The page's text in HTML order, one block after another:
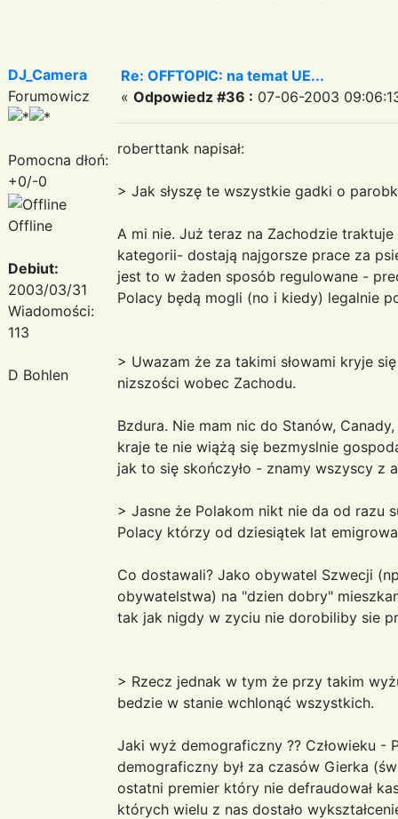
DJ_Camera
Forumowicz
Pomocna dłoń:
+0/-0
Offline
Debiut:
2003/03/31
Wiadomości:
113
D Bohlen
Re: OFFTOPIC: na temat UE...
« Odpowiedz #36 : 07-06-2003
roberttank napisał:
> Jak słyszę te wszystkie gadki o
A mi nie. Już teraz na Zachodzie
kategorii- dostają najgorsze prace za
jest to w żaden sposób regulowane -
Polacy będą mogli (no i kiedy) legalnie
> Uwazam że za takimi słowami kryje
nizszości wobec Zachodu.
Bzdura. Nie mam nic do Stanów,
kraje te nie wiążą się bezmyslnie
jak to się skończyło - znamy wszyscy z
> Jasne że Polakom nikt nie da od razu
Polacy którzy od dziesiątek lat
Co dostawali? Jako obywatel Szwecji
obywatelstwa) na "dzien dobry"
tak jak nigdy w zyciu nie dorobiliby sie
> Rzecz jednak w tym że przy takim
bedzie w stanie wchlonąć wszystkich.
Jaki wyż demograficzny ?? Człowieku -
demograficzny był za czasów Gierka
ostatni premier który nie defraudował
których wielu z nas dostało